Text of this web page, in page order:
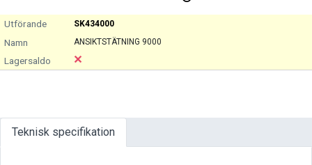
SK434000
ANSIKTSTÄTNING 9000
Teknisk specifikation